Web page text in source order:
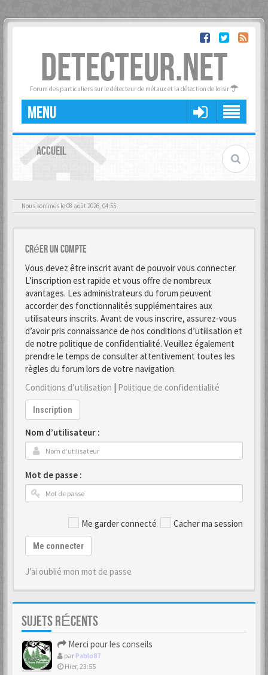
DETECTEUR.NET
Forum des particuliers sur le détecteur de métaux et la détection de loisir
MENU
ACCUEIL
Nous sommes le 08 août 2026, 04:55
Créer un Compte
Vous devez être inscrit avant de pouvoir vous connecter.
L’inscription est rapide et vous offre de nombreux
avantages. Les administrateurs du forum peuvent
accorder des fonctionnalités supplémentaires aux
utilisateurs inscrits. Avant de vous inscrire, assurez-vous
d’avoir pris connaissance de nos conditions d’utilisation et
de notre politique de confidentialité. Veuillez également
prendre le temps de consulter attentivement toutes les
règles du forum lors de votre navigation.
Conditions d’utilisation | Politique de confidentialité
Inscription
Nom d’utilisateur :
Mot de passe :
Me garder connecté Cacher ma session
Me connecter
J’ai oublié mon mot de passe
SUJETS RÉCENTS
Merci pour les conseils
par Pablo87
Hier, 23:55